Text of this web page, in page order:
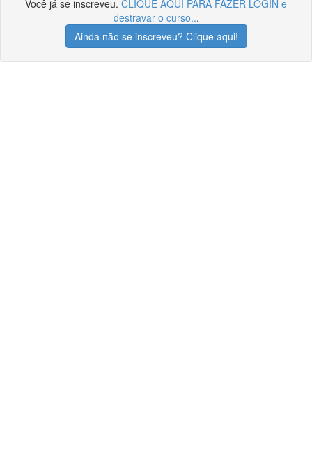
Você já se inscreveu. CLIQUE AQUI PARA FAZER LOGIN e
destravar o curso...
Ainda não se inscreveu? Clique aqui!